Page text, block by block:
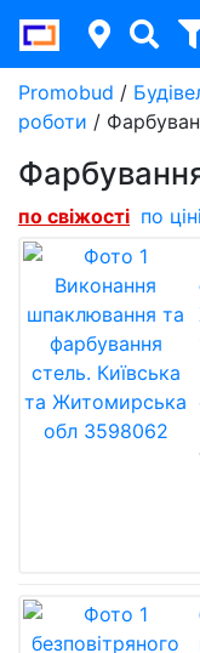
Promobud /
роботи /
по свіжості по ціні